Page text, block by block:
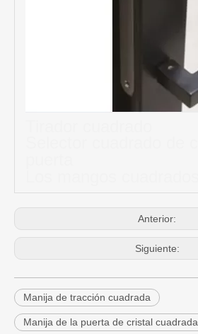
Anterior:
Siguiente:
Manija de tracción cuadrada
Manija de la puerta de cristal cuadrada